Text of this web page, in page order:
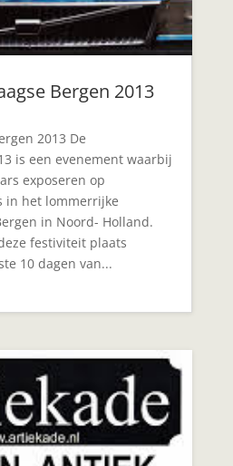
Bergen 2013
2013 De
is een evenement waarbij
exposeren op
in het lommerrijke
in Noord- Holland.
festiviteit plaats
10 dagen van...